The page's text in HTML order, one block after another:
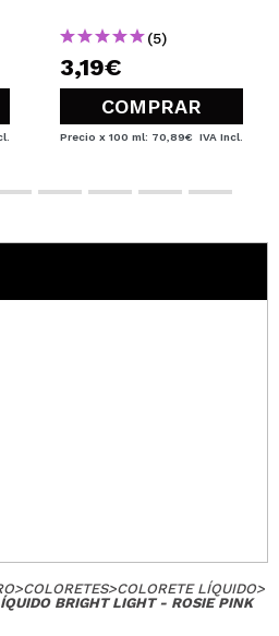
(5)
3,19€
COMPRAR
Precio x 100 ml: 70,89€ IVA Incl.
>COLORETES>COLORETE LÍQUIDO>
BRIGHT LIGHT - ROSIE PINK